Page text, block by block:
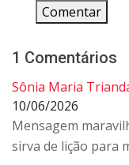
Comentar
1 Comentários
Sônia Maria
10/06/2026
Mensagem
sirva de lição para